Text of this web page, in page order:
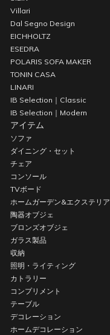
Villari
Dal Segno Design
EICHHOLTZ
ESEDRA
POLARIS SOFA MAKER
TONIN CASA
LINARI
IB Selection｜Classic
IB Selection｜Modern
アイテム
ソファ
ダイニング・セット
チェア
コンソール
TVボード
ホームガーデン&エクステリア
陶器オブジェ
ブロンズオブジェ
ガラス製品
収納
照明・ライティング
カトラリー
コンプリメント
テーブル
デコレーション
ホームデコレーション